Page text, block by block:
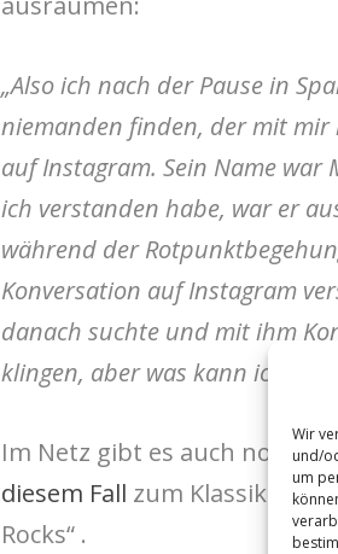
Wir
und/
um
„Also ich nach der Pause in
niemanden finden, der mit
auf Instagram. Sein Name war
ich verstanden habe, war er
während der
Konversation auf Instagram
danach suchte und mit ihm
klingen, aber was kann ich
Im Netz gibt es auch noch
diesem Fall zum Klassiker
Rocks“ .